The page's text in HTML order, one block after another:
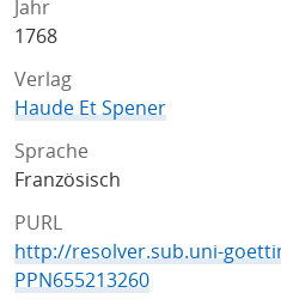
Jahr
1768
Verlag
Haude Et Spener
Sprache
Französisch
PURL
http://resolver.sub.uni-
PPN655213260